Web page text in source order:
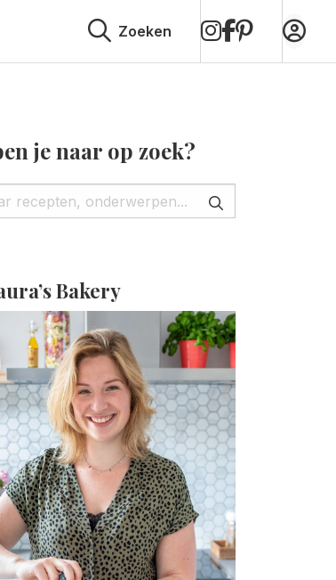
Zoeken
op
Instagram
op
Facebook
op
Pinterest
je naar op zoek?
Bakery